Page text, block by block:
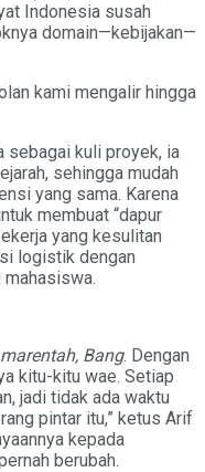
Indonesia susah
domain—kebijakan—
kami mengalir hingga
sebagai kuli proyek, ia
sehingga mudah
yang sama. Karena
membuat “dapur
yang kesulitan
logistik dengan
mahasiswa.
Bang. Dengan
kitu-kitu wae. Setiap
jadi tidak ada waktu
pintar itu,” ketus Arif
kepada
berubah.